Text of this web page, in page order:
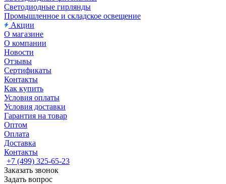
Светодиодные гирлянды
Промышленное и складское освещение
Акции
О магазине
О компании
Новости
Отзывы
Сертификаты
Контакты
Как купить
Условия оплаты
Условия доставки
Гарантия на товар
Оптом
Оплата
Доставка
Контакты
+7 (499) 325-65-23
Заказать звонок
Задать вопрос